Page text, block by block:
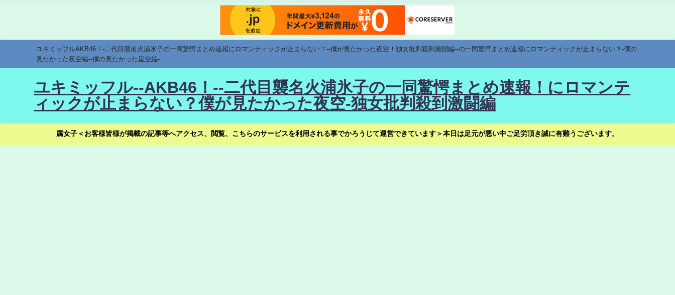
ユキミッフルAKB46！-二代目襲名火浦氷子の一同驚愕まとめ速報にロマンティックが止まらない？--僕が見たかった夜空！独女批判殺到激闘編--の一同驚愕まとめ速報にロマンティックが止まらない？-僕の
見たかった夜空編--僕の見たかった星空編-
ユキミッフル--AKB46！--二代目襲名火浦氷子の一同驚愕まとめ速報！にロマンテ
ィックが止まらない？僕が見たかった夜空-独女批判殺到激闘編
腐女子＜お客様皆様が掲載の記事等へアクセス、閲覧、こちらのサービスを利用される事でかろうじて運営できています＞本日は足元が悪い中ご足労頂き誠に有難うございます。